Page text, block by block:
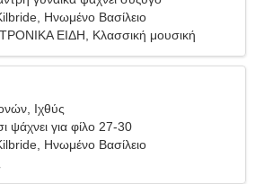
Ηνωμένο Βασίλειο
ΕΙΔΗ, Κλασσική μουσική
Ιχθύς
ψάχνει για φίλο 27-30
Ηνωμένο Βασίλειο